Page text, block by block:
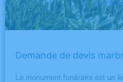
Demande de devis
Le monument funéraire est un